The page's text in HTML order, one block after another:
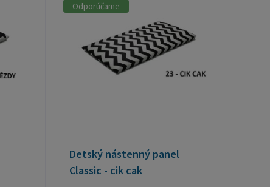
Odporúčame
Detský nástenný panel
Classic - cik cak